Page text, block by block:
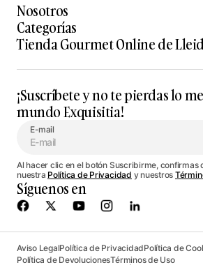
Nosotros
Categorías
Tienda Gourmet Online de
¡Suscríbete y no te pierdas lo
mundo Exquisitia!
E-mail
Al hacer clic en el botón Suscribirme, confirmas
nuestra Política de Privacidad y nuestros
Síguenos en
Aviso LegalPolítica de PrivacidadPolítica de
Política de DevolucionesTérminos de Uso